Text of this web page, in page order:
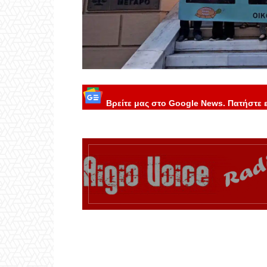
Βρείτε μας στο Google News. Πατήστε